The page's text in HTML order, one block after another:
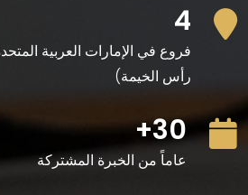
4
فروع في الإمارات العربية
رأس الخيمة)
30+
عاماً من الخبرة المشتركة